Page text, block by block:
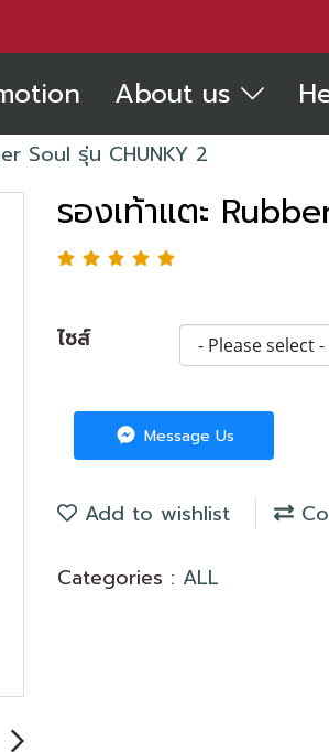
About us
Soul รุ่น CHUNKY 2
รองเท้าแตะ
ไซส์
Message Us
Add to wishlist
Categories : ALL